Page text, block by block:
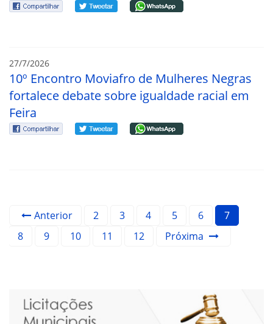
27/7/2026
10º Encontro Moviafro de Mulheres Negras
fortalece debate sobre igualdade racial em
Feira
Anterior 2 3 4 5 6
7
8
9 10 11 12 Próxima